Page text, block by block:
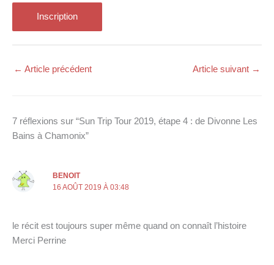
← Article précédent Article suivant →
7 réflexions sur “Sun Trip Tour 2019, étape 4 : de Divonne Les
Bains à Chamonix”
BENOIT
16 AOÛT 2019 À 03:48
le récit est toujours super même quand on connaît l’histoire
Merci Perrine